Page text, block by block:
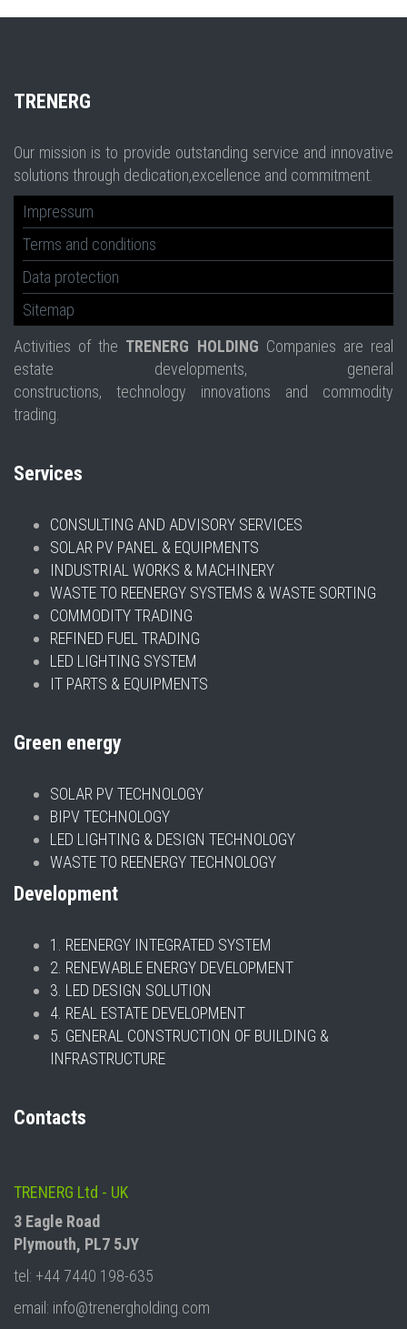
TRENERG
Our mission is to provide outstanding service and innovative
solutions through dedication,excellence and commitment.
Impressum
Terms and conditions
Data protection
Sitemap
Activities of the TRENERG HOLDING Companies are real
estate developments, general
constructions, technology innovations and commodity
trading.
Services
CONSULTING AND ADVISORY SERVICES
SOLAR PV PANEL & EQUIPMENTS
INDUSTRIAL WORKS & MACHINERY
WASTE TO REENERGY SYSTEMS & WASTE SORTING
COMMODITY TRADING
REFINED FUEL TRADING
LED LIGHTING SYSTEM
IT PARTS & EQUIPMENTS
Green energy
SOLAR PV TECHNOLOGY
BIPV TECHNOLOGY
LED LIGHTING & DESIGN TECHNOLOGY
WASTE TO REENERGY TECHNOLOGY
Development
1. REENERGY INTEGRATED SYSTEM
2. RENEWABLE ENERGY DEVELOPMENT
3. LED DESIGN SOLUTION
4. REAL ESTATE DEVELOPMENT
5. GENERAL CONSTRUCTION OF BUILDING &
INFRASTRUCTURE
Contacts
TRENERG Ltd - UK
3 Eagle Road
Plymouth, PL7 5JY
tel: +44 7440 198-635
email: info@trenergholding.com